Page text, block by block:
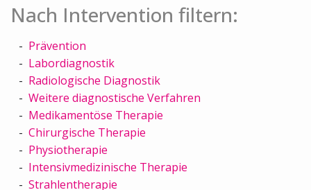
Nach Intervention filtern:
Prävention
Labordiagnostik
Radiologische Diagnostik
Weitere diagnostische Verfahren
Medikamentöse Therapie
Chirurgische Therapie
Physiotherapie
Intensivmedizinische Therapie
Strahlentherapie